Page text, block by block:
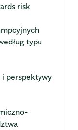
risk
typu
i perspektywy